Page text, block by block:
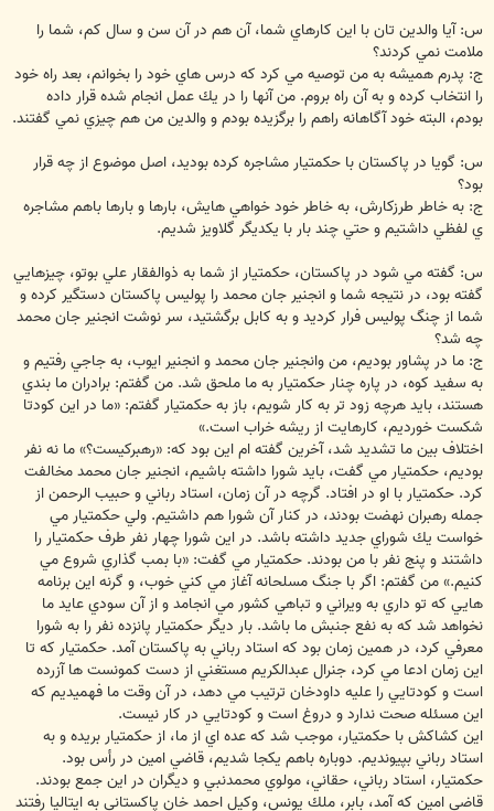
س: آيا والدين تان با اين كارهاي شما، آن هم در آن سن و سال كم، شما را
ملامت نمي كردند؟
ج: پدرم هميشه به من توصيه مي كرد كه درس هاي خود را بخوانم، بعد راه خود
را انتخاب كرده و به آن راه بروم. من آنها را در يك عمل انجام شده قرار داده
بودم، البته خود آگاهانه راهم را برگزيده بودم و والدين من هم چيزي نمي گفتند.
س: گويا در پاكستان با حكمتيار مشاجره كرده بوديد، اصل موضوع از چه قرار
بود؟
ج: به خاطر طرزكارش، به خاطر خود خواهي هايش، بارها و بارها باهم مشاجره
ي لفظي داشتيم و حتي چند بار با يكديگر گلاويز شديم.
س: گفته مي شود در پاكستان، حكمتيار از شما به ذوالفقار علي بوتو، چيزهايي
گفته بود، در نتيجه شما و انجنير جان محمد را پوليس پاكستان دستگير كرده و
شما از چنگ پوليس فرار كرديد و به كابل برگشتيد، سر نوشت انجنير جان محمد
چه شد؟
ج: ما در پشاور بوديم، من وانجنير جان محمد و انجنير ايوب، به جاجي رفتيم و
به سفيد كوه، در پاره چنار حكمتيار به ما ملحق شد. من گفتم: برادران ما بندي
هستند، بايد هرچه زود تر به كار شويم، باز به حكمتيار گفتم: «ما در اين كودتا
شكست خورديم، كارهايت از ريشه خراب است.»
اختلاف بين ما تشديد شد، آخرين گفته ام اين بود كه: «رهبركيست؟» ما نه نفر
بوديم، حكمتيار مي گفت، بايد شورا داشته باشيم، انجنير جان محمد مخالفت
كرد. حكمتيار با او در افتاد. گرچه در آن زمان، استاد رباني و حبيب الرحمن از
جمله رهبران نهضت بودند، در كنار آن شورا هم داشتيم. ولي حكمتيار مي
خواست يك شوراي جديد داشته باشد. در اين شورا چهار نفر طرف حكمتيار را
داشتند و پنج نفر با من بودند. حكمتيار مي گفت: «با بمب گذاري شروع مي
كنيم.» من گفتم: اگر با جنگ مسلحانه آغاز مي كني خوب، و گرنه اين برنامه
هايي كه تو داري به ويراني و تباهي كشور مي انجامد و از آن سودي عايد ما
نخواهد شد كه به نفع جنبش ما باشد. بار ديگر حكمتيار پانزده نفر را به شورا
معرفي كرد، در همين زمان بود كه استاد رباني به پاكستان آمد. حكمتيار كه تا
اين زمان ادعا مي كرد، جنرال عبدالكريم مستغني از دست كمونست ها آزرده
است و كودتايي را عليه داودخان ترتيب مي دهد، در آن وقت ما فهميديم كه
اين مسئله صحت ندارد و دروغ است و كودتايي در كار نيست.
اين كشاكش با حكمتيار، موجب شد كه عده اي از ما، از حكمتيار بريده و به
استاد رباني بپيونديم. دوباره باهم يكجا شديم، قاضي امين در رأس بود.
حكمتيار، استاد رباني، حقاني، مولوي محمدنبي و ديگران در اين جمع بودند.
قاضي امين كه آمد، بابر، ملك يونس، وكيل احمد خان پاكستاني به ايتاليا رفتند